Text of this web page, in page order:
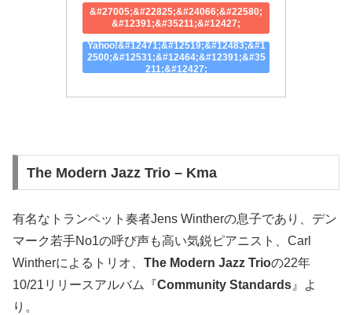
&#27005;&#22825;&#24066;&#22580;
&#12391;&#35211;&#12427;
Yahoo!&#12471;&#12519;&#12483;&#1
2500;&#12531;&#12464;&#12391;&#35
211;&#12427;
The Modern Jazz Trio – Kma
有名なトランペット奏者Jens Wintherの息子であり、デン
マーク若手No1の呼び声も高い気鋭ピアニスト、Carl
Wintherによるトリオ、 The Modern Jazz Trioの22年
10/21リリースアルバム『Community Standards 』よ
り。